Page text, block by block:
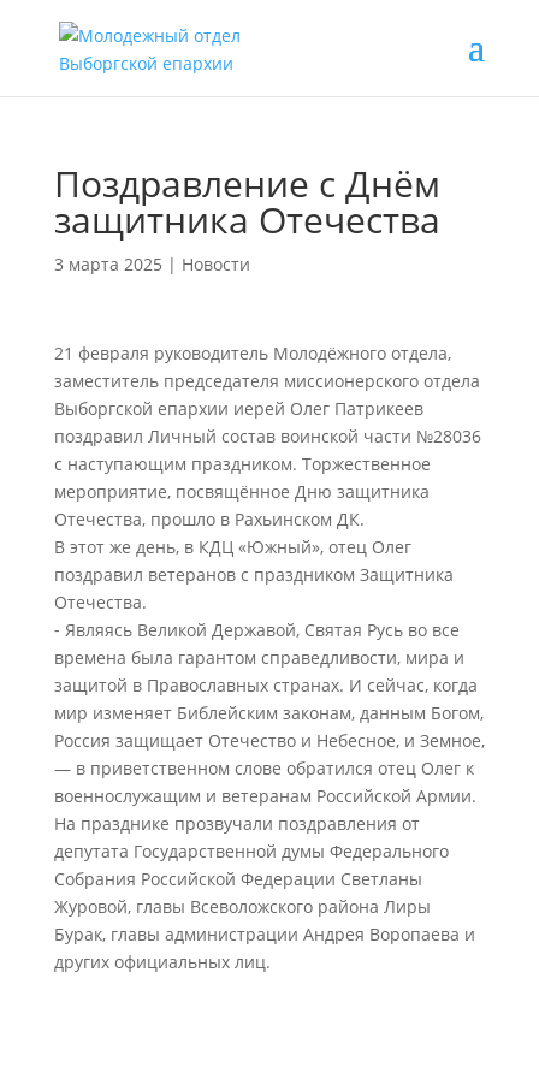
Поздравление с Днём
защитника Отечества
3 марта 2025 | Новости
21 февраля руководитель Молодёжного отдела,
заместитель председателя миссионерского отдела
Выборгской епархии иерей Олег Патрикеев
поздравил Личный состав воинской части №28036
с наступающим праздником. Торжественное
мероприятие, посвящённое Дню защитника
Отечества, прошло в Рахьинском ДК.
В этот же день, в КДЦ «Южный», отец Олег
поздравил ветеранов с праздником Защитника
Отечества.
⁃ Являясь Великой Державой, Святая Русь во все
времена была гарантом справедливости, мира и
защитой в Православных странах. И сейчас, когда
мир изменяет Библейским законам, данным Богом,
Россия защищает Отечество и Небесное, и Земное,
— в приветственном слове обратился отец Олег к
военнослужащим и ветеранам Российской Армии.
На празднике прозвучали поздравления от
депутата Государственной думы Федерального
Собрания Российской Федерации Светланы
Журовой, главы Всеволожского района Лиры
Бурак, главы администрации Андрея Воропаева и
других официальных лиц.